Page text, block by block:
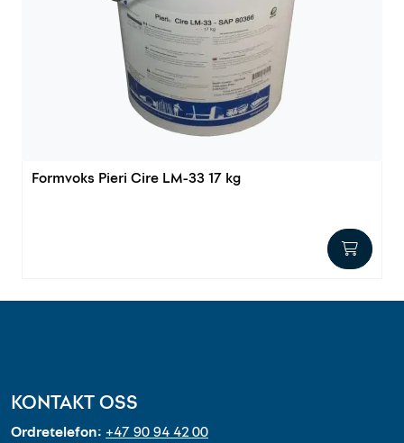
Formvoks Pieri Cire LM-33 17 kg
KONTAKT OSS
Ordretelefon: +47 90 94 42 00